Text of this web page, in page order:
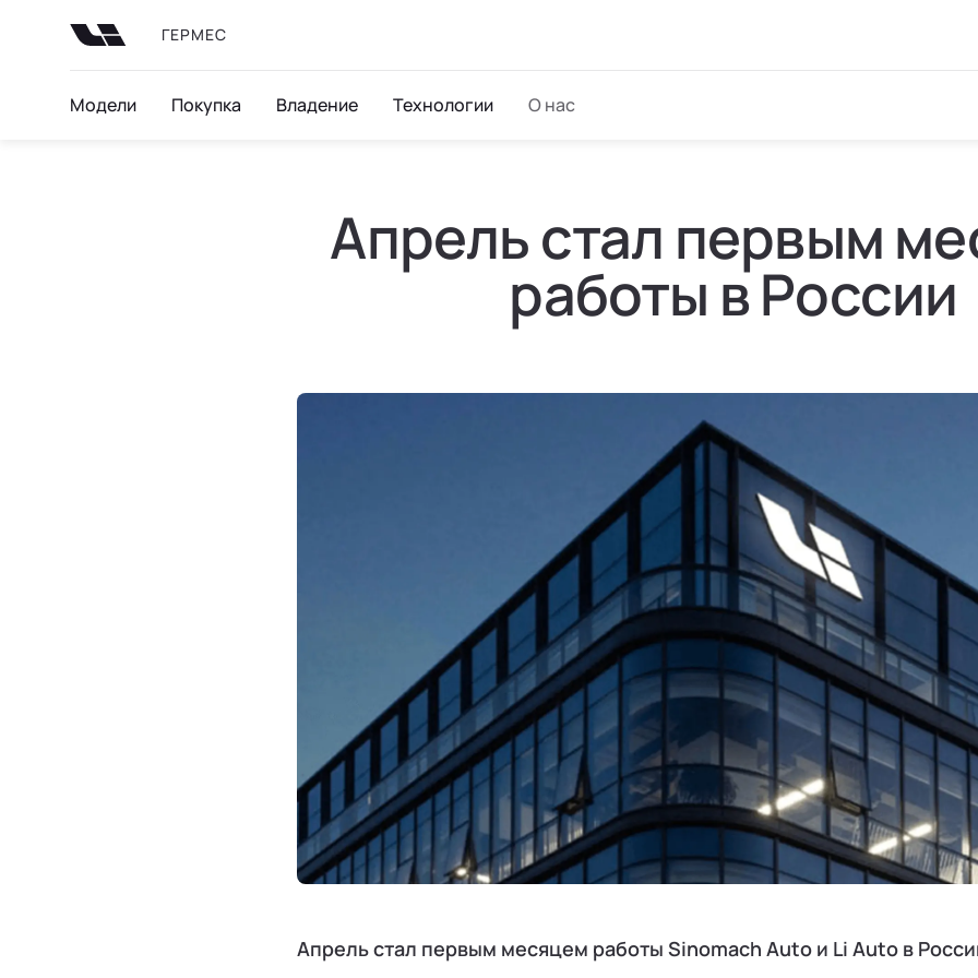
ГЕРМЕС
Модели Покупка Владение Технологии О нас
Апрель стал первым
работы в России
Апрель стал первым месяцем работы Sinomach Auto и Li Auto в